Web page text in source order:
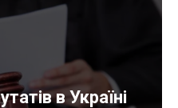
в Україні